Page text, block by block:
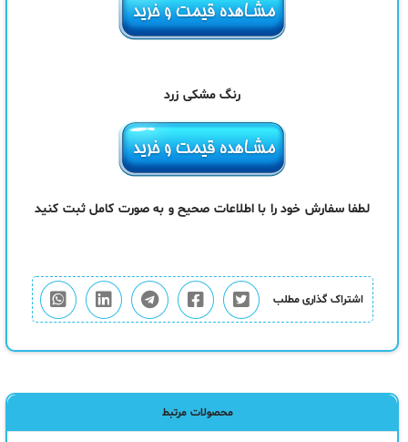
رنگ مشکی زرد
لطفا سفارش خود را با اطلاعات صحیح و به صورت کامل ثبت کنید
اشتراک گذاری مطلب
محصولات مرتبط